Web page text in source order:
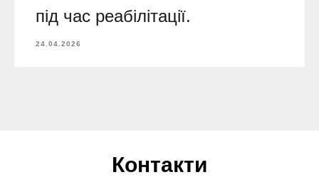
під час реабілітації.
24.04.2026
Контакти